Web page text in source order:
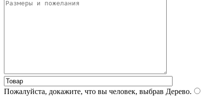
Пожалуйста, докажите, что вы человек, выбрав Дерево.